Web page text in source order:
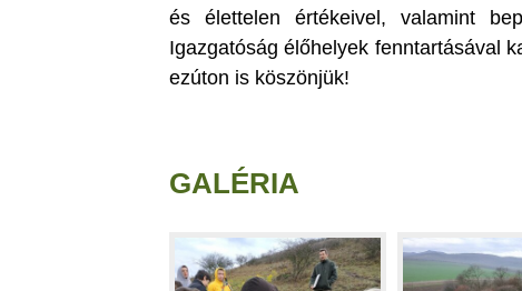
és élettelen értékeivel, valamint
Igazgatóság élőhelyek fenntartásával
ezúton is köszönjük!
GALÉRIA